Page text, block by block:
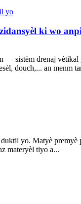
ki wo
sistèm drenaj
douch,... an menm
yo. Matyè
materyèl tiyo a...